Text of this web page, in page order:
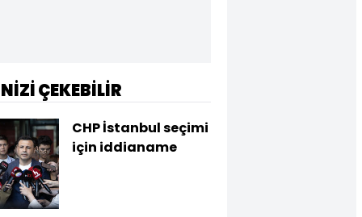
ÇEKEBİLİR
CHP İstanbul seçimi
için iddianame